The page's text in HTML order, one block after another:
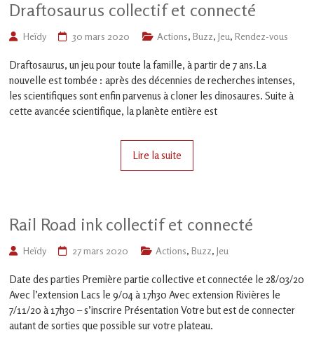
Draftosaurus collectif et connecté
Heïdy 30 mars 2020 Actions,Buzz,Jeu,Rendez-vous
Draftosaurus, un jeu pour toute la famille, à partir de 7 ans.La
nouvelle est tombée : après des décennies de recherches intenses,
les scientifiques sont enfin parvenus à cloner les dinosaures. Suite à
cette avancée scientifique, la planète entière est
Lire la suite
Rail Road ink collectif et connecté
Heïdy 27 mars 2020 Actions,Buzz,Jeu
Date des parties Première partie collective et connectée le 28/03/20
Avec l’extension Lacs le 9/04 à 17h30 Avec extension Rivières le
7/11/20 à 17h30 – s’inscrire Présentation Votre but est de connecter
autant de sorties que possible sur votre plateau.